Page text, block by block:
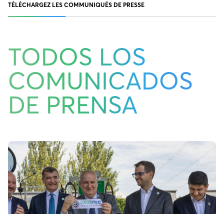
TÉLÉCHARGEZ LES COMMUNIQUÉS DE PRESSE
TODOS LOS
COMUNICADOS
DE PRENSA